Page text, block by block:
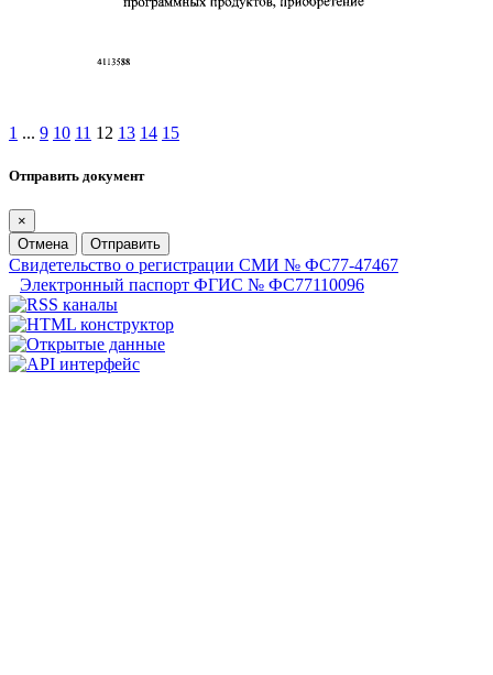
1 ... 9 10 11 12 13 14 15
Отправить документ
×
Отмена
Отправить
Свидетельство о регистрации СМИ № ФС77-47467
Электронный паспорт ФГИС № ФС77110096